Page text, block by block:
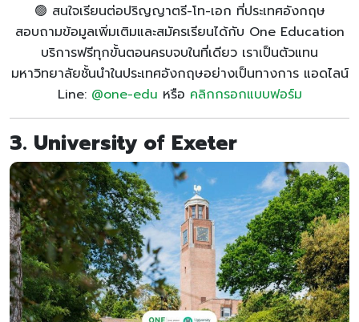
🟢 สนใจเรียนต่อปริญญาตรี-โท-เอก ที่ประเทศอังกฤษ
สอบถามข้อมูลเพิ่มเติมและสมัครเรียนได้กับ One Education
บริการฟรีทุกขั้นตอนครบจบในที่เดียว เราเป็นตัวแทน
มหาวิทยาลัยชั้นนำในประเทศอังกฤษอย่างเป็นทางการ แอดไลน์
Line: @one-edu หรือ คลิกกรอกแบบฟอร์ม
3. University of Exeter